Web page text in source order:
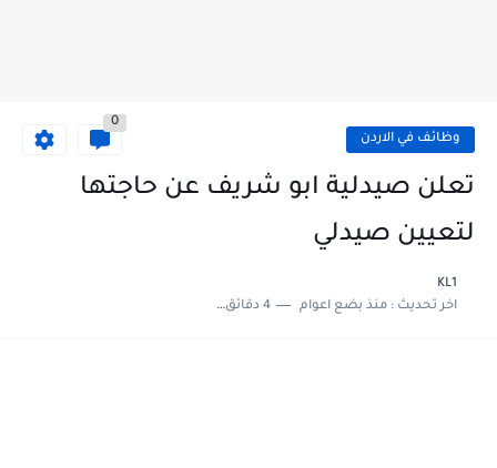
وظائف في الاردن
0
تعلن صيدلية ابو شريف عن حاجتها
لتعيين صيدلي
KL1
اخر تحديث :منذ بضع اعوام 4 دقائق للقراءة